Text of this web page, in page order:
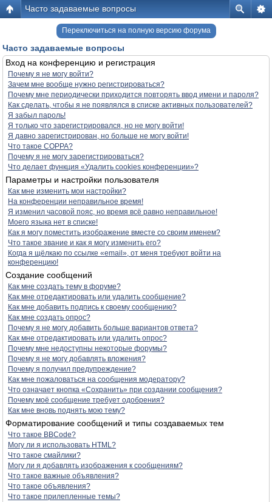
Часто задаваемые вопросы
Переключиться на полную версию форума
Часто задаваемые вопросы
Вход на конференцию и регистрация
Почему я не могу войти?
Зачем мне вообще нужно регистрироваться?
Почему мне периодически приходится повторять ввод имени и пароля?
Как сделать, чтобы я не появлялся в списке активных пользователей?
Я забыл пароль!
Я только что зарегистрировался, но не могу войти!
Я давно зарегистрирован, но больше не могу войти!
Что такое COPPA?
Почему я не могу зарегистрироваться?
Что делает функция «Удалить cookies конференции»?
Параметры и настройки пользователя
Как мне изменить мои настройки?
На конференции неправильное время!
Я изменил часовой пояс, но время всё равно неправильное!
Моего языка нет в списке!
Как я могу поместить изображение вместе со своим именем?
Что такое звание и как я могу изменить его?
Когда я щёлкаю по ссылке «email», от меня требуют войти на
конференцию!
Создание сообщений
Как мне создать тему в форуме?
Как мне отредактировать или удалить сообщение?
Как мне добавить подпись к своему сообщению?
Как мне создать опрос?
Почему я не могу добавить больше вариантов ответа?
Как мне отредактировать или удалить опрос?
Почему мне недоступны некоторые форумы?
Почему я не могу добавлять вложения?
Почему я получил предупреждение?
Как мне пожаловаться на сообщения модератору?
Что означает кнопка «Сохранить» при создании сообщения?
Почему моё сообщение требует одобрения?
Как мне вновь поднять мою тему?
Форматирование сообщений и типы создаваемых тем
Что такое BBCode?
Могу ли я использовать HTML?
Что такое смайлики?
Могу ли я добавлять изображения к сообщениям?
Что такое важные объявления?
Что такое объявления?
Что такое прилепленные темы?